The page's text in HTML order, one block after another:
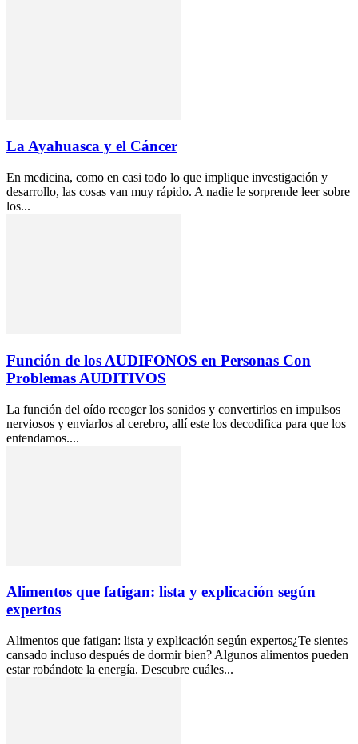
La Ayahuasca y el Cáncer
En medicina, como en casi todo lo que implique investigación y
desarrollo, las cosas van muy rápido. A nadie le sorprende leer sobre
los...
Función de los AUDIFONOS en Personas Con
Problemas AUDITIVOS
La función del oído recoger los sonidos y convertirlos en impulsos
nerviosos y enviarlos al cerebro, allí este los decodifica para que los
entendamos....
Alimentos que fatigan: lista y explicación según
expertos
Alimentos que fatigan: lista y explicación según expertos¿Te sientes
cansado incluso después de dormir bien? Algunos alimentos pueden
estar robándote la energía. Descubre cuáles...